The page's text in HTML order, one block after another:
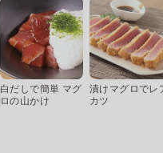
白だしで簡単 マグ
ロの山かけ
漬けマグロでレ
カツ